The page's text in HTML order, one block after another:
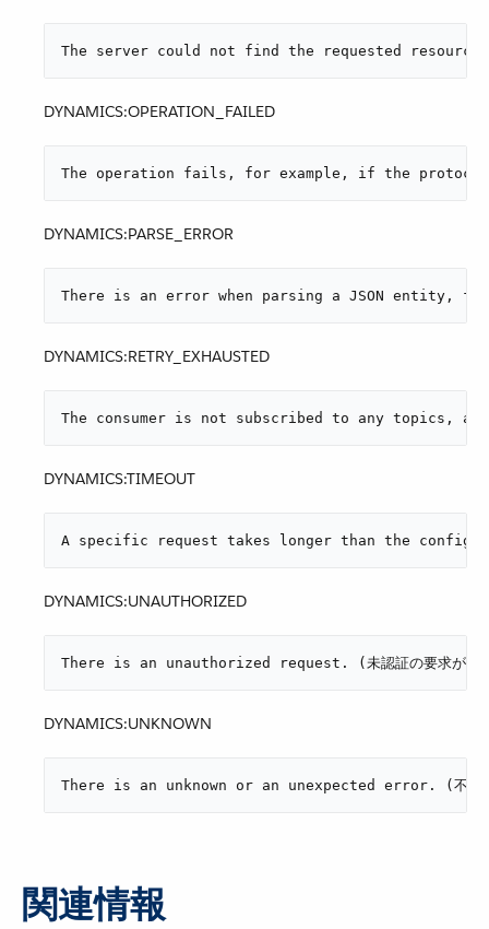
The server could not find the requested resource. (サー
DYNAMICS:OPERATION_FAILED
The operation fails, for example, if the protocol or
DYNAMICS:PARSE_ERROR
There is an error when parsing a JSON entity, for
DYNAMICS:RETRY_EXHAUSTED
The consumer is not subscribed to any topics, and no
DYNAMICS:TIMEOUT
A specific request takes longer than the configuration
DYNAMICS:UNAUTHORIZED
There is an unauthorized request. (未認証の要求があ
DYNAMICS:UNKNOWN
There is an unknown or an unexpected error. (不明なエ
関連情報